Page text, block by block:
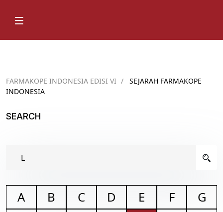
FARMAKOPE INDONESIA EDISI VI /
SEJARAH FARMAKOPE
INDONESIA
SEARCH
A B C D E F
G